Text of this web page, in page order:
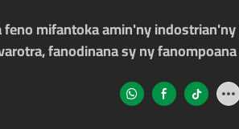
mifantoka amin'ny
fanodinana sy ny